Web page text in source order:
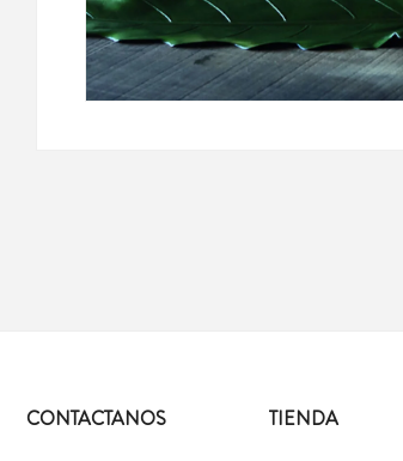
CONTACTANOS TIENDA